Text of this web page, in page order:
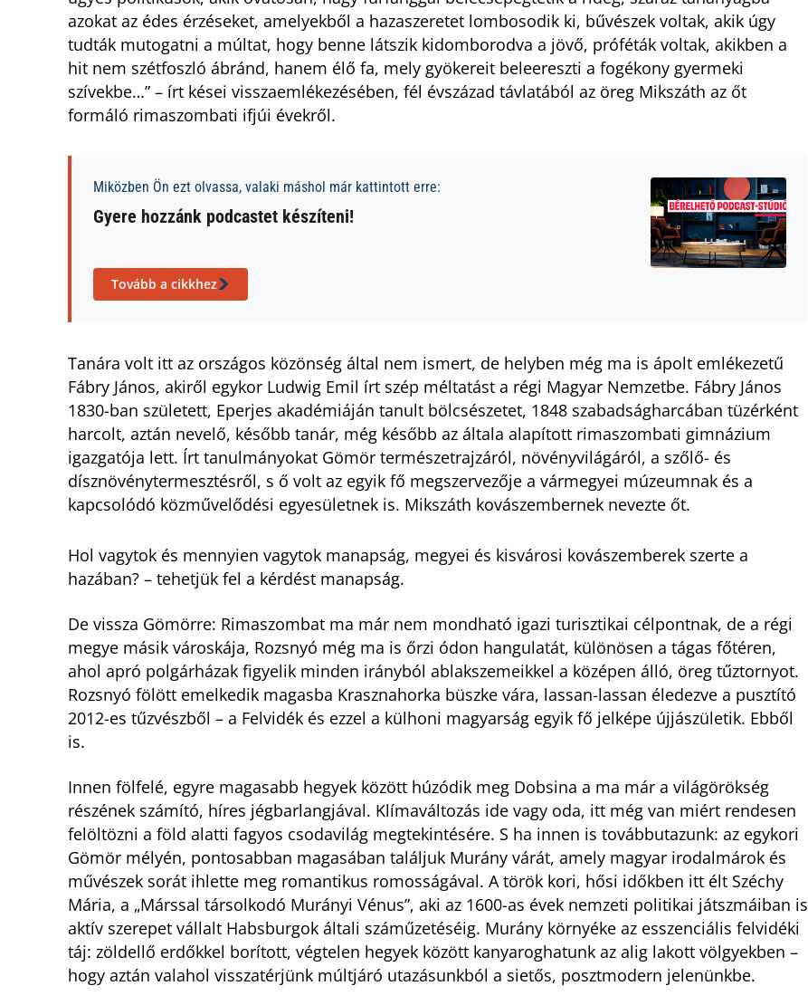
azokat az édes érzéseket, amelyekből a hazaszeretet lombosodik ki, bűvészek voltak, akik úgy
tudták mutogatni a múltat, hogy benne látszik kidomborodva a jövő, próféták voltak, akikben a
hit nem szétfoszló ábránd, hanem élő fa, mely gyökereit beleereszti a fogékony gyermeki
szívekbe…” – írt kései visszaemlékezésében, fél évszázad távlatából az öreg Mikszáth az őt
formáló rimaszombati ifjúi évekről.
Miközben Ön ezt olvassa, valaki máshol már kattintott erre:
Gyere hozzánk podcastet készíteni!
Tovább a cikkhez
Tanára volt itt az országos közönség által nem ismert, de helyben még ma is ápolt emlékezetű
Fábry János, akiről egykor Ludwig Emil írt szép méltatást a régi Magyar Nemzetbe. Fábry János
1830-ban született, Eperjes akadémiáján tanult bölcsészetet, 1848 szabadságharcában tüzérként
harcolt, aztán nevelő, később tanár, még később az általa alapított rimaszombati gimnázium
igazgatója lett. Írt tanulmányokat Gömör természetrajzáról, növényvilágáról, a szőlő- és
dísznövénytermesztésről, s ő volt az egyik fő megszervezője a vármegyei múzeumnak és a
kapcsolódó közművelődési egyesületnek is. Mikszáth kovászembernek nevezte őt.
Hol vagytok és mennyien vagytok manapság, megyei és kisvárosi kovászemberek szerte a
hazában? – tehetjük fel a kérdést manapság.
De vissza Gömörre: Rimaszombat ma már nem mondható igazi turisztikai célpontnak, de a régi
megye másik városkája, Rozsnyó még ma is őrzi ódon hangulatát, különösen a tágas főtéren,
ahol apró polgárházak figyelik minden irányból ablakszemeikkel a középen álló, öreg tűztornyot.
Rozsnyó fölött emelkedik magasba Krasznahorka büszke vára, lassan-lassan éledezve a pusztító
2012-es tűzvészből – a Felvidék és ezzel a külhoni magyarság egyik fő jelképe újjászületik. Ebből
is.
Innen fölfelé, egyre magasabb hegyek között húzódik meg Dobsina a ma már a világörökség
részének számító, híres jégbarlangjával. Klímaváltozás ide vagy oda, itt még van miért rendesen
felöltözni a föld alatti fagyos csodavilág megtekintésére. S ha innen is továbbutazunk: az egykori
Gömör mélyén, pontosabban magasában találjuk Murány várát, amely magyar irodalmárok és
művészek sorát ihlette meg romantikus romosságával. A török kori, hősi időkben itt élt Széchy
Mária, a „Márssal társolkodó Murányi Vénus”, aki az 1600-as évek nemzeti politikai játszmáiban is
aktív szerepet vállalt Habsburgok általi száműzetéséig. Murány környéke az esszenciális felvidéki
táj: zöldellő erdőkkel borított, végtelen hegyek között kanyaroghatunk az alig lakott völgyekben –
hogy aztán valahol visszatérjünk múltjáró utazásunkból a sietős, posztmodern jelenünkbe.